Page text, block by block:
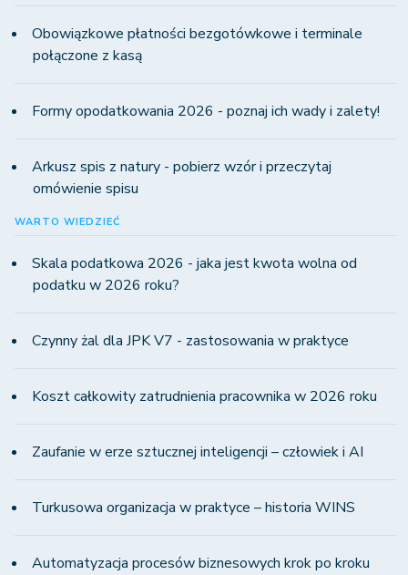
Obowiązkowe płatności bezgotówkowe i terminale
połączone z kasą
Formy opodatkowania 2026 - poznaj ich wady i zalety!
Arkusz spis z natury - pobierz wzór i przeczytaj
omówienie spisu
WARTO WIEDZIEĆ
Skala podatkowa 2026 - jaka jest kwota wolna od
podatku w 2026 roku?
Czynny żal dla JPK V7 - zastosowania w praktyce
Koszt całkowity zatrudnienia pracownika w 2026 roku
Zaufanie w erze sztucznej inteligencji – człowiek i AI
Turkusowa organizacja w praktyce – historia WINS
Automatyzacja procesów biznesowych krok po kroku